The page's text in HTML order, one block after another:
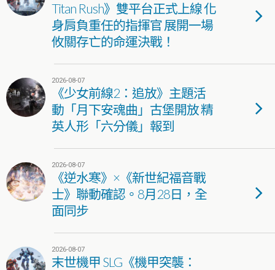
Titan Rush》雙平台正式上線 化
身肩負重任的指揮官 展開一場
攸關存亡的命運決戰！
2026-08-07
《少女前線2：追放》主題活
動「月下安魂曲」古堡開放 精
英人形「六分儀」報到
2026-08-07
《逆水寒》×《新世紀福音戰
士》聯動確認。8月28日，全
面同步
2026-08-07
末世機甲 SLG《機甲突襲：